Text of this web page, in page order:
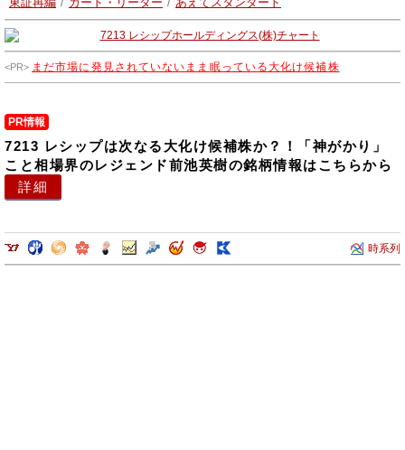
いる。もう一つの事業は不動産賃貸事業を行っております。
まだ市場に発見されていないまま眠っている大化け候補株
PR情報
7213 レシップは次なる大化け候補株か？！「神がかり」
こと相場界のレジェンド前池英樹の銘柄情報はこちらから
詳細
時系列